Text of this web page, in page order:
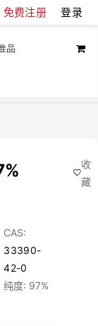
免费注册 登录
品
CAS:
33390-
42-0
纯度: 97%
收
藏